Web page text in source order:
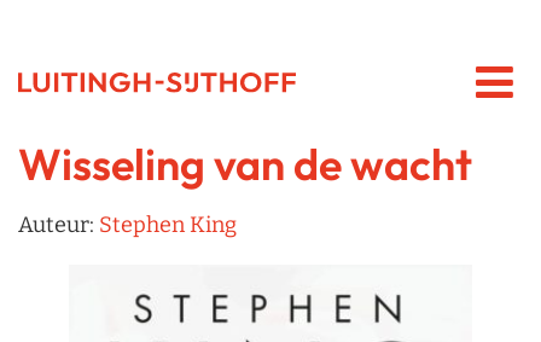
Wisseling van de wacht
Auteur: Stephen King